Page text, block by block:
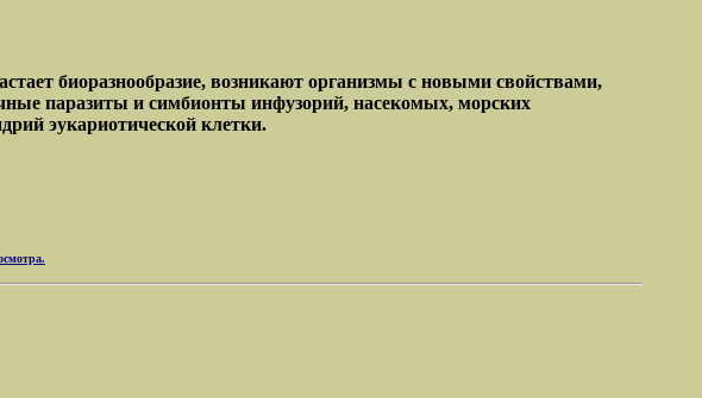
биоразнообразие, возникают организмы с новыми свойствами,
паразиты и симбионты инфузорий, насекомых, морских
эукариотической клетки.